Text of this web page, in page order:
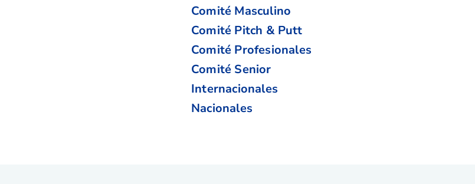
Comité Masculino
Comité Pitch & Putt
Comité Profesionales
Comité Senior
Internacionales
Nacionales